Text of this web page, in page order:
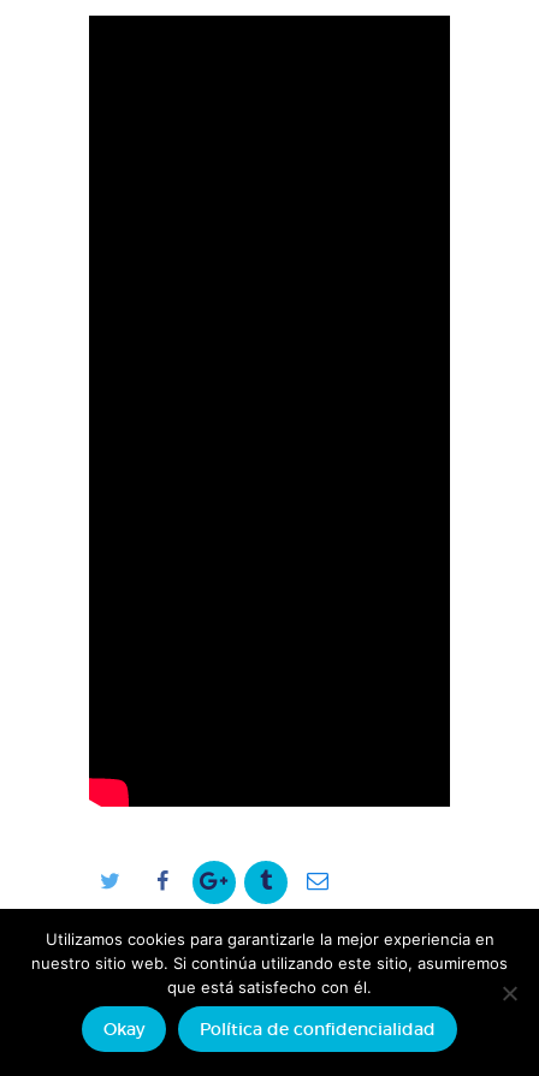
Sobre Vincent
Ricard
Utilizamos cookies para garantizarle la mejor experiencia en
nuestro sitio web. Si continúa utilizando este sitio, asumiremos
que está satisfecho con él.
Okay Política de confidencialidad